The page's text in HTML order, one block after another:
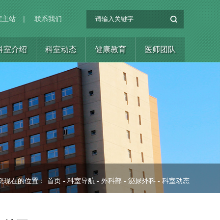
主站 | 联系我们
室介绍 科室动态 健康教育 医师团队
现在的位置： 首页 - 科室导航 - 外科部 - 泌尿外科 - 科室动态